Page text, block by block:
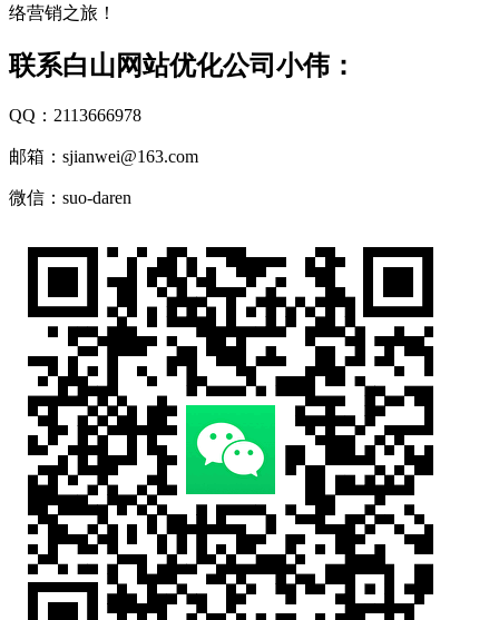
络营销之旅！
联系白山网站优化公司小伟：
QQ：2113666978
邮箱：sjianwei@163.com
微信：suo-daren